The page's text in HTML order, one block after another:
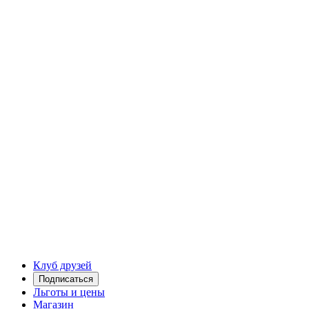
Клуб друзей
Подписаться
Льготы и цены
Магазин